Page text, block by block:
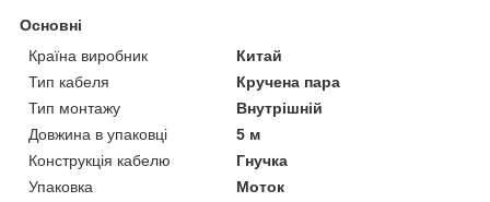
Основні
Країна виробник
Китай
Тип кабеля
Кручена пара
Тип монтажу
Внутрішній
Довжина в упаковці
5 м
Конструкція кабелю
Гнучка
Упаковка
Моток